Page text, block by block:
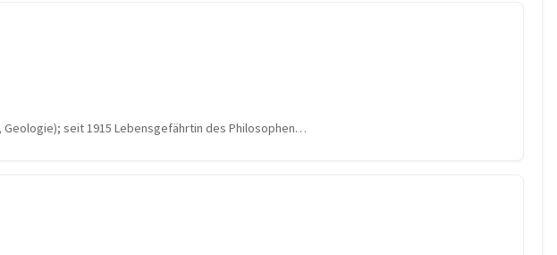
Geologie); seit 1915 Lebensgefährtin des Philosophen…